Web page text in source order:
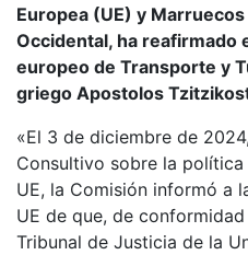
Europea (UE) y
Occidental, ha reafirmado
europeo de Transporte y
griego Apostolos
«El 3 de diciembre de
Consultivo sobre la
UE, la Comisión informó a
UE de que, de
Tribunal de Justicia de la